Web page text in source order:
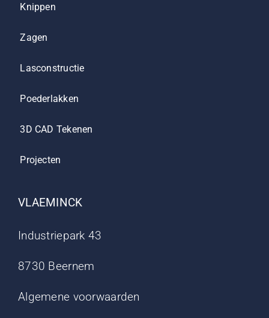
Knippen
Zagen
Lasconstructie
Poederlakken
3D CAD Tekenen
Projecten
VLAEMINCK
Industriepark 43
8730 Beernem
Algemene voorwaarden